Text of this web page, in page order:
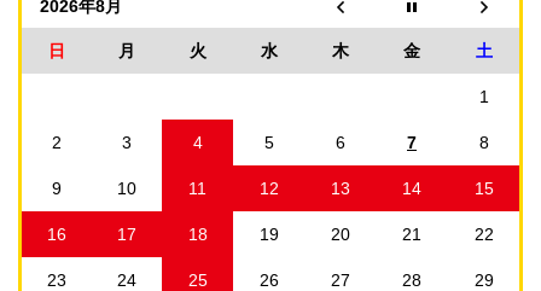
2026年8月
日 月 火 水 木 金 土
1
2 3 4 5 6 7 8
9 10 11 12 13 14 15
16 17 18 19 20 21 22
23 24 25 26 27 28 29